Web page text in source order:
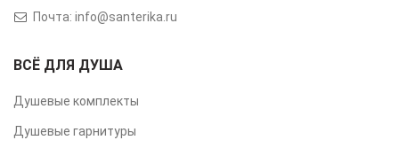
Почта: info@santerika.ru
ВСЁ ДЛЯ ДУША
Душевые комплекты
Душевые гарнитуры